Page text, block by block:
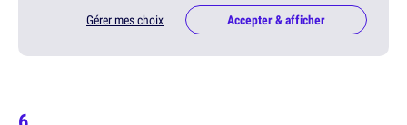
Gérer mes choix Accepter & afficher